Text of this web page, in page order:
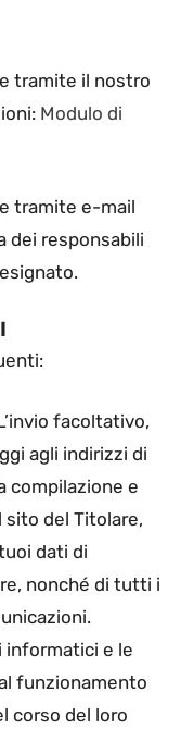
tramite il nostro
Modulo di
tramite e-mail
dei responsabili
facoltativo,
agli indirizzi di
compilazione e
sito del Titolare,
dati di
nonché di tutti i
informatici e le
funzionamento
corso del loro